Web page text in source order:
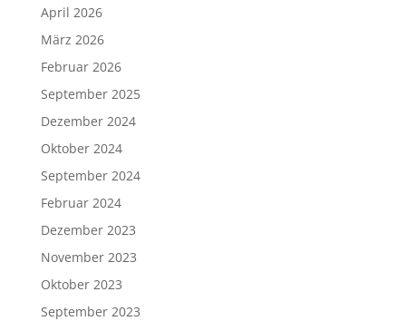
April 2026
März 2026
Februar 2026
September 2025
Dezember 2024
Oktober 2024
September 2024
Februar 2024
Dezember 2023
November 2023
Oktober 2023
September 2023